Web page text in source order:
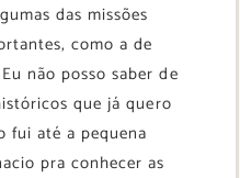
das missões
como a de
não posso saber de
que já quero
fui até a pequena
pra conhecer as